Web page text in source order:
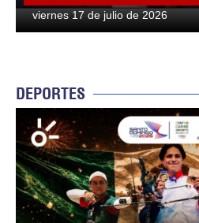
viernes 17 de julio de 2026
DEPORTES